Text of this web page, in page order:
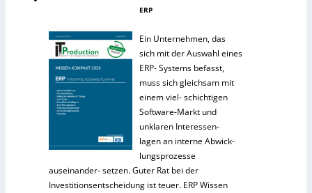
ERP
Ein Unternehmen, das
sich mit der Auswahl eines
ERP- Systems befasst,
muss sich gleichsam mit
einem viel- schichtigen
Software-Markt und
unklaren Interessen-
lagen an interne Abwick-
lungsprozesse
auseinander- setzen. Guter Rat bei der
Investitionsentscheidung ist teuer. ERP Wissen